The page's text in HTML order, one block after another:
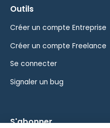
Outils
Créer un compte Entreprise
Créer un compte Freelance
Se connecter
Signaler un bug
S'abonner